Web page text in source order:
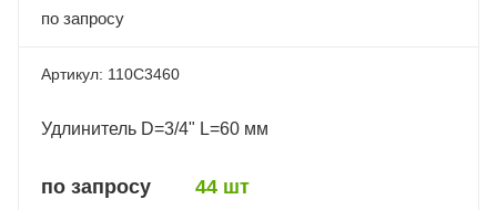
по запросу
110C3460
Удлинитель D=3/4" L=60 мм
по запросу 44 шт